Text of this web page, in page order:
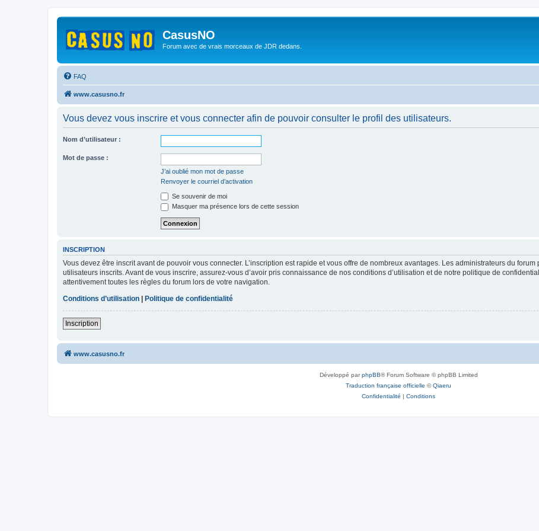
CasusNO
Forum avec de vrais morceaux de JDR dedans.
FAQ
www.casusno.fr
Vous devez vous inscrire et vous connecter afin de pouvoir consulter le profil des utilisateurs.
Nom d’utilisateur :
Mot de passe :
J’ai oublié mon mot de passe
Renvoyer le courriel d’activation
Se souvenir de moi
Masquer ma présence lors de cette session
INSCRIPTION
Vous devez être inscrit avant de pouvoir vous connecter. L’inscription est rapide et vous offre de nombreux avantages. Les administrateurs du
utilisateurs inscrits. Avant de vous inscrire, assurez-vous d’avoir pris connaissance de nos conditions d’utilisation et de notre politique de
attentivement toutes les règles du forum lors de votre navigation.
Conditions d’utilisation
Politique de confidentialité
Inscription
www.casusno.fr
Développé parphpBB® Forum Software © phpBB Limited
Traduction française officielle ©Qiaeru
Confidentialité | Conditions